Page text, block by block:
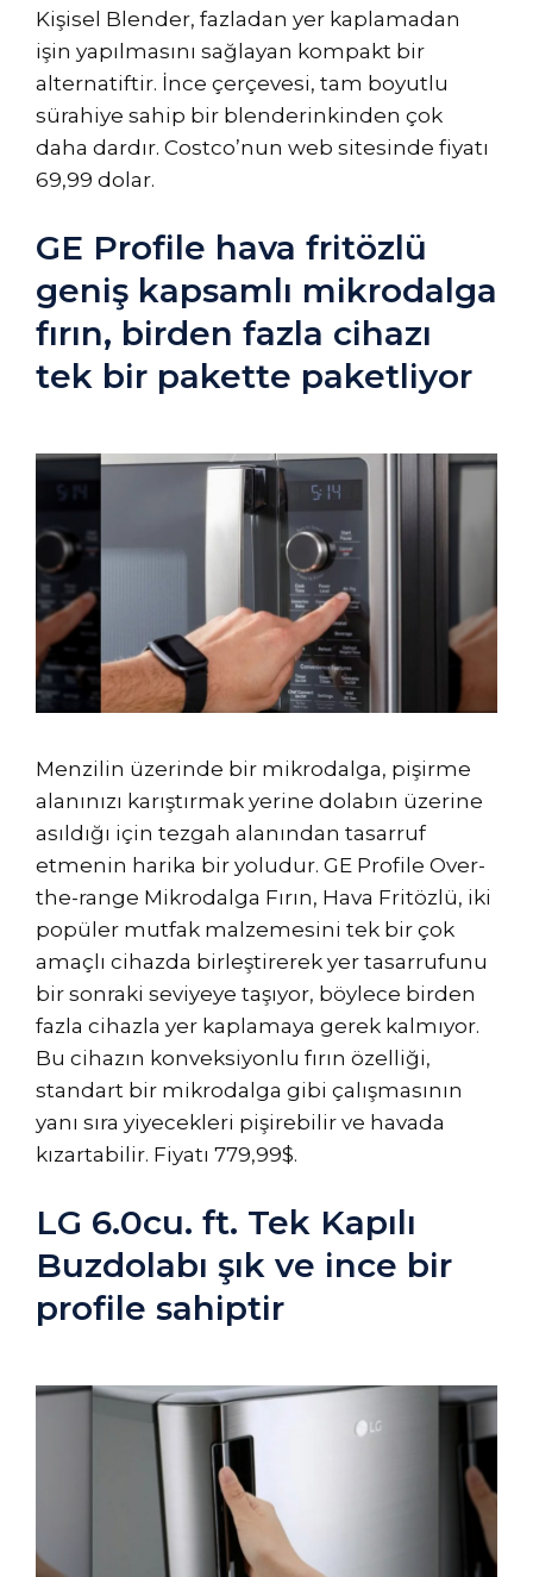
Kişisel Blender, fazladan yer kaplamadan
işin yapılmasını sağlayan kompakt bir
alternatiftir. İnce çerçevesi, tam boyutlu
sürahiye sahip bir blenderinkinden çok
daha dardır. Costco’nun web sitesinde fiyatı
69,99 dolar.
GE Profile hava fritözlü
geniş kapsamlı mikrodalga
fırın, birden fazla cihazı
tek bir pakette paketliyor
Menzilin üzerinde bir mikrodalga, pişirme
alanınızı karıştırmak yerine dolabın üzerine
asıldığı için tezgah alanından tasarruf
etmenin harika bir yoludur. GE Profile Over-
the-range Mikrodalga Fırın, Hava Fritözlü, iki
popüler mutfak malzemesini tek bir çok
amaçlı cihazda birleştirerek yer tasarrufunu
bir sonraki seviyeye taşıyor, böylece birden
fazla cihazla yer kaplamaya gerek kalmıyor.
Bu cihazın konveksiyonlu fırın özelliği,
standart bir mikrodalga gibi çalışmasının
yanı sıra yiyecekleri pişirebilir ve havada
kızartabilir. Fiyatı 779,99$.
LG 6.0cu. ft. Tek Kapılı
Buzdolabı şık ve ince bir
profile sahiptir